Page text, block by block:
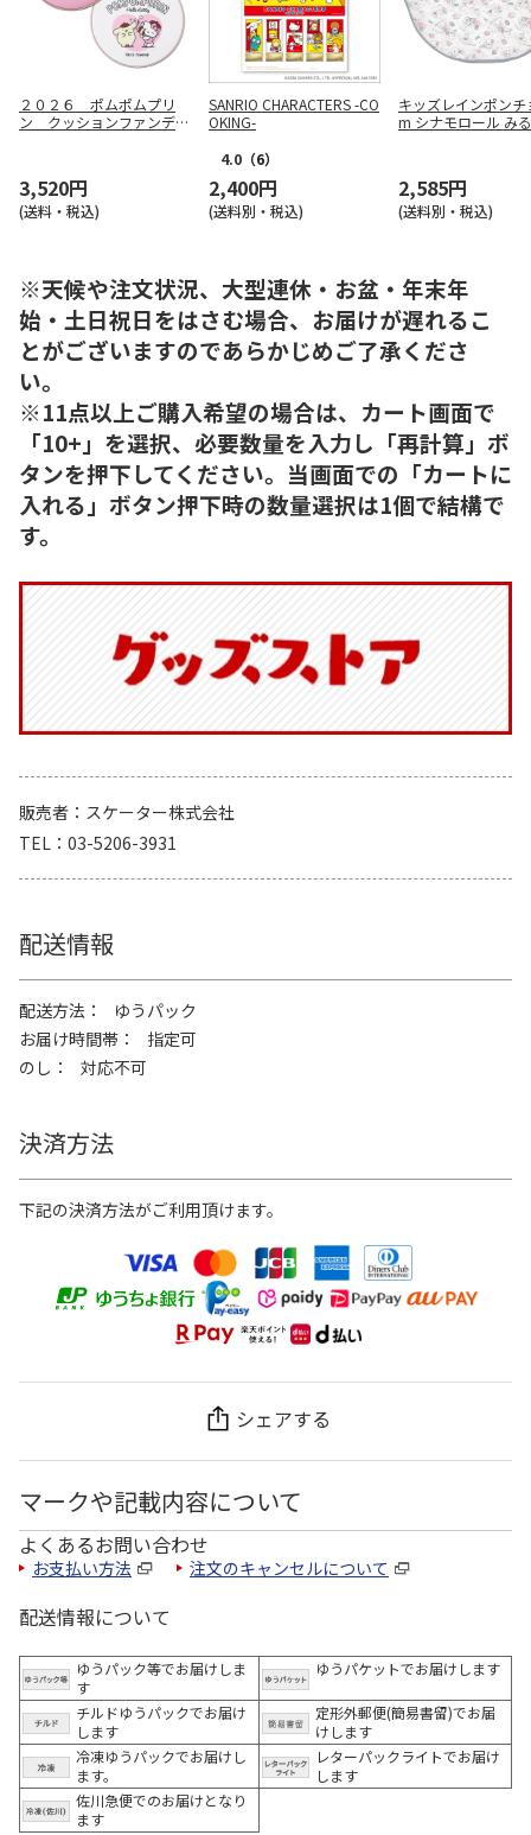
２０２６ ポムポムプリ
ン クッションファンデ＆
3,520円
(送料・税込)
SANRIO CHARACTERS -CO
OKING-
4.0 （6）
2,400円
(送料別・税込)
キッズレインポンチ
m シナモロール み
2,585円
(送料別・税込)
※天候や注文状況、大型連休・お盆・年末年
始・土日祝日をはさむ場合、お届けが遅れるこ
とがございますのであらかじめご了承くださ
い。
※11点以上ご購入希望の場合は、カート画面で
「10+」を選択、必要数量を入力し「再計算」ボ
タンを押下してください。当画面での「カートに
入れる」ボタン押下時の数量選択は1個で結構で
す。
販売者
スケーター株式会社
TEL
03-5206-3931
配送情報
配送方法
ゆうパック
お届け時間帯
指定可
のし
対応不可
決済方法
下記の決済方法がご利用頂けます。
シェアする
マークや記載内容について
よくあるお問い合わせ
お支払い方法 注文のキャンセルについて
配送情報について
ゆうパック等でお届けしま
す
ゆうパケットでお届けします
チルドゆうパックでお届け
します
定形外郵便(簡易書留)でお届
けします
冷凍ゆうパックでお届けし
ます。
レターパックライトでお届け
します
佐川急便でのお届けとなり
ます